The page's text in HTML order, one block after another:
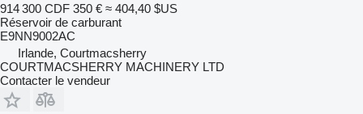
914 300 CDF 350 € ≈ 404,40 $US
Réservoir de carburant
E9NN9002AC
Irlande, Courtmacsherry
COURTMACSHERRY MACHINERY LTD
Contacter le vendeur